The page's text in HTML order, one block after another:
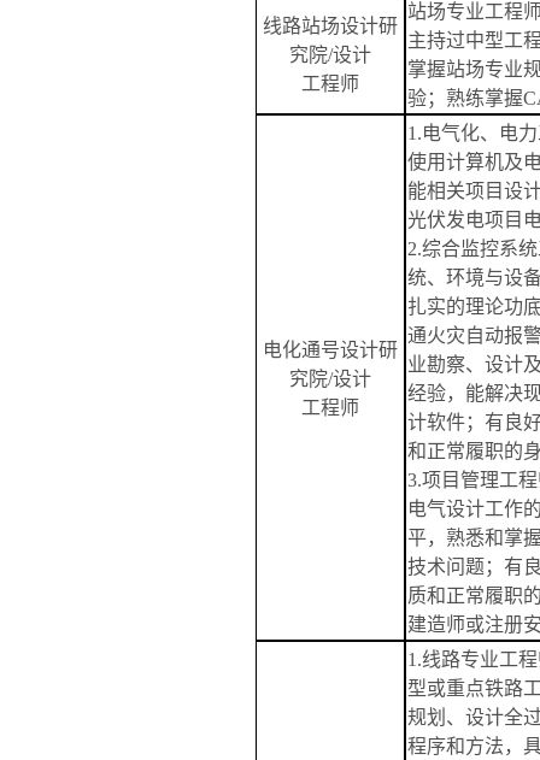
线路站场设计研
究院/设计
工程师
站场专业工程
主持过中型工
掌握站场专业
验；熟练掌握
电化通号设计研
究院/设计
工程师
1.电气化、电
使用计算机及
能相关项目设
光伏发电项目
2.综合监控系
统、环境与设
扎实的理论功
通火灾自动报
业勘察、设计
经验，能解决
计软件；有良
和正常履职的
3.项目管理工
电气设计工作
平，熟悉和掌
技术问题；有
质和正常履职
建造师或注册
1.线路专业工
型或重点铁路
规划、设计全
程序和方法，